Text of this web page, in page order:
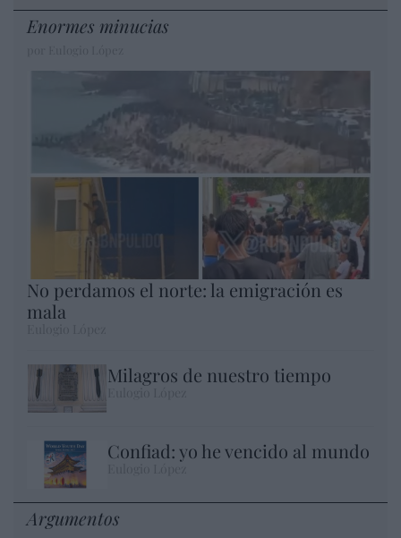
Enormes minucias
No perdamos el norte: la emigración es
mala
Milagros de nuestro tiempo
Confiad: yo he vencido al mundo
Argumentos